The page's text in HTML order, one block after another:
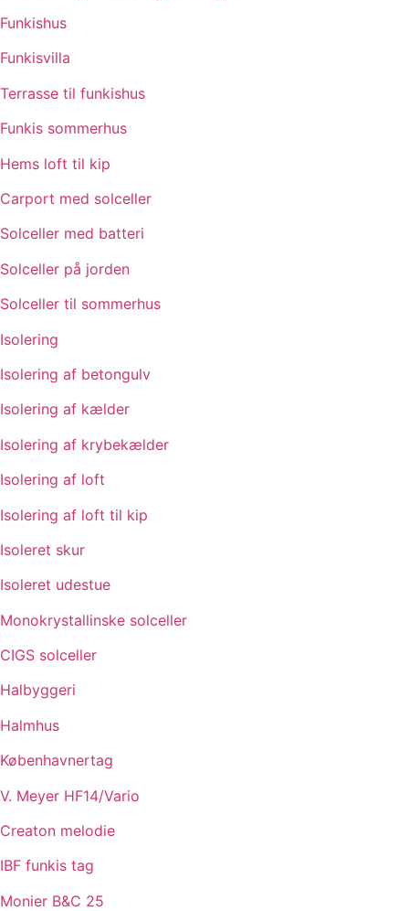
Funkishus
Funkisvilla
Terrasse til funkishus
Funkis sommerhus
Hems loft til kip
Carport med solceller
Solceller med batteri
Solceller på jorden
Solceller til sommerhus
Isolering
Isolering af betongulv
Isolering af kælder
Isolering af krybekælder
Isolering af loft
Isolering af loft til kip
Isoleret skur
Isoleret udestue
Monokrystallinske solceller
CIGS solceller
Halbyggeri
Halmhus
Københavnertag
V. Meyer HF14/Vario
Creaton melodie
IBF funkis tag
Monier B&C 25